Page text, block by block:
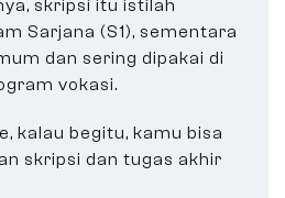
skripsi itu istilah
Sarjana (S1), sementara
dan sering dipakai di
vokasi.
kalau begitu, kamu bisa
skripsi dan tugas akhir